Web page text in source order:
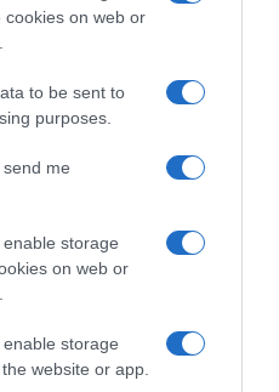
cookies on web or
to be sent to
purposes.
me
storage
on web or
storage
website or app.
tésztasaláta